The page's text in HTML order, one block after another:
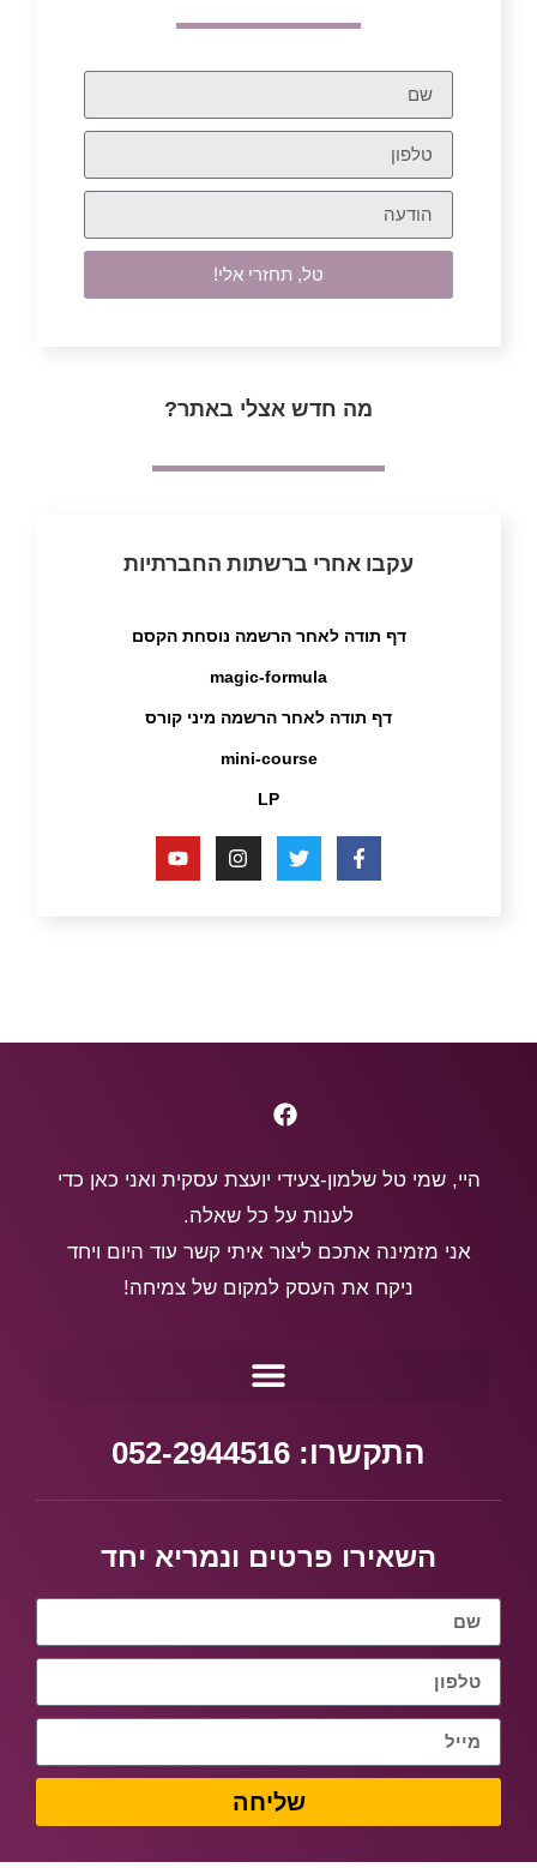
טל, תחזרי אלי!
מה חדש אצלי באתר?
עקבו אחרי ברשתות החברתיות
דף תודה לאחר הרשמה נוסחת הקסם
magic-formula
דף תודה לאחר הרשמה מיני קורס
mini-course
LP
היי, שמי טל שלמון-צעידי יועצת עסקית ואני כאן כדי
לענות על כל שאלה.
אני מזמינה אתכם ליצור איתי קשר עוד היום ויחד
ניקח את העסק למקום של צמיחה!
התקשרו: 052-2944516
השאירו פרטים ונמריא יחד
שליחה